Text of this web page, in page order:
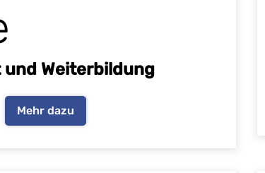
Weiterbildung
Mehr dazu